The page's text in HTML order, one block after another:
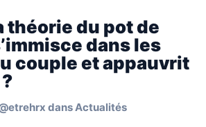
théorie du pot de
dans les
couple et appauvrit
dansActualités